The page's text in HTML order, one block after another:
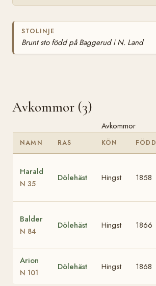
STOLINJE
Brunt sto född på Baggerud i N. Land
Avkommor (3)
Avkommor
NAMN RAS KÖN FÖDD
Harald
N 35
Dölehäst Hingst 1858
Balder
N 84
Dölehäst Hingst 1866
Arion
N 101
Dölehäst Hingst 1868